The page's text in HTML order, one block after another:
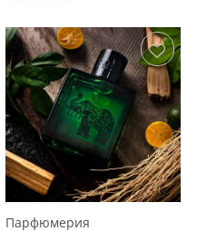
Сохранить
Парфюмерия